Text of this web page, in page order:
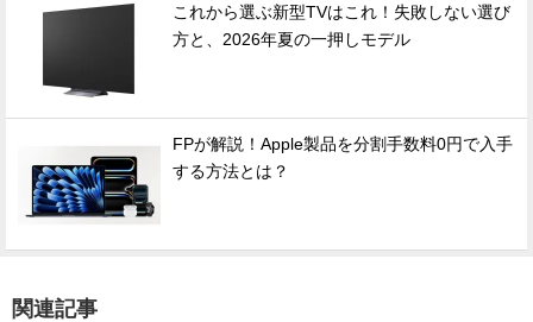
これから選ぶ新型TVはこれ！失敗しない選び
方と、2026年夏の一押しモデル
FPが解説！Apple製品を分割手数料0円で入手
する方法とは？
関連記事